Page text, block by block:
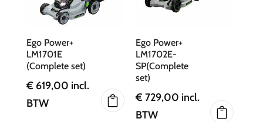
Ego Power+
LM1701E
(Complete set)
€ 619,00 incl.
BTW
Ego Power+
LM1702E-
SP(Complete
set)
€ 729,00 incl.
BTW